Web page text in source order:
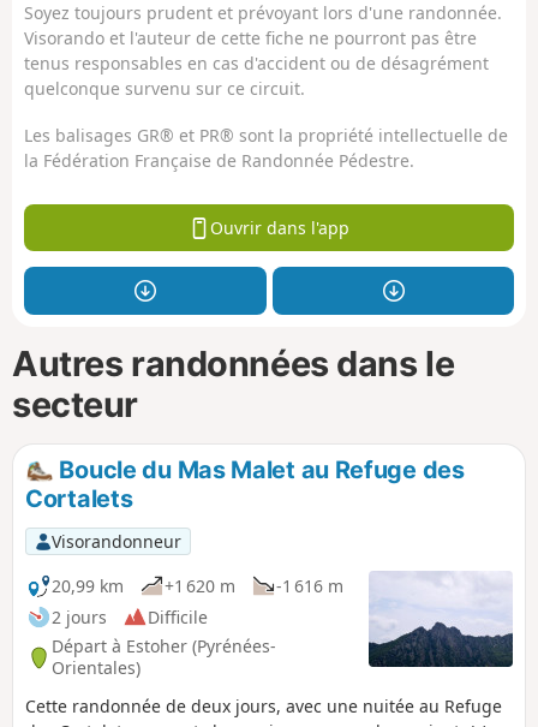
Soyez toujours prudent et prévoyant lors d'une randonnée.
Visorando et l'auteur de cette fiche ne pourront pas être
tenus responsables en cas d'accident ou de désagrément
quelconque survenu sur ce circuit.
Les balisages GR® et PR® sont la propriété intellectuelle de
la Fédération Française de Randonnée Pédestre.
Ouvrir dans l'app
Autres randonnées dans le
secteur
Boucle du Mas Malet au Refuge des
Cortalets
Visorandonneur
20,99 km
+1 620 m
-1 616 m
2 jours
Difficile
Départ à Estoher (Pyrénées-
Orientales)
Cette randonnée de deux jours, avec une nuitée au Refuge